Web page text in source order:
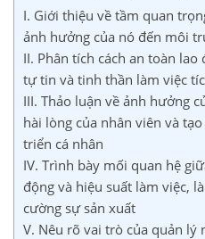
I. Giới thiệu về tầm quan
ảnh hưởng của nó đến môi
II. Phân tích cách an toàn
tự tin và tinh thần làm việc
III. Thảo luận về ảnh hưởng
hài lòng của nhân viên và
triển cá nhân
IV. Trình bày mối quan hệ
động và hiệu suất làm việc,
cường sự sản xuất
V. Nêu rõ vai trò của quản lý